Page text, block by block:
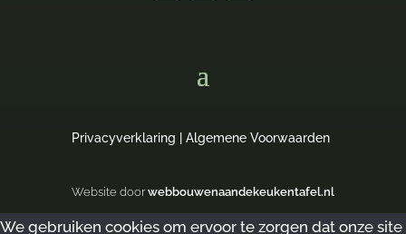
Privacyverklaring |Algemene Voorwaarden
Website doorwebbouwenaandekeukentafel.nl
We gebruiken cookies om ervoor te zorgen dat onze site